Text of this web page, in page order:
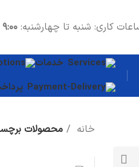
کاری: شنبه تا چهارشنبه: ۹:۰۰ تا ۱۸:۰۰
خدمات
خانه محصولات